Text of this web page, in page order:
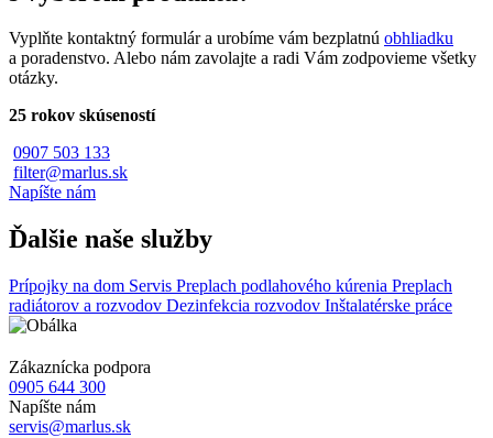
Vyplňte kontaktný formulár a urobíme vám bezplatnú obhliadku
a poradenstvo. Alebo nám zavolajte a radi Vám zodpovieme všetky
otázky.
25 rokov skúseností
0907 503 133
filter@marlus.sk
Napíšte nám
Ďalšie naše služby
Prípojky na dom Servis Preplach podlahového kúrenia Preplach
radiátorov a rozvodov Dezinfekcia rozvodov Inštalatérske práce
Zákaznícka podpora
0905 644 300
Napíšte nám
servis@marlus.sk